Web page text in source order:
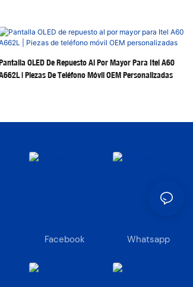
OLED De Repuesto Al Por Mayor Para Itel A60
| Piezas De Teléfono Móvil OEM Personalizadas
Facebook Whatsapp